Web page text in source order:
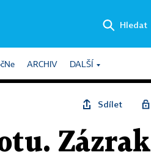
Hledat
ARCHIV DALŠÍ
Sdílet
Zázrak